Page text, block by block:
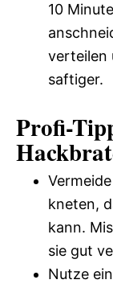
10
verteilen
saftiger.
Profi-
kneten,
kann.
sie gut
Nutze